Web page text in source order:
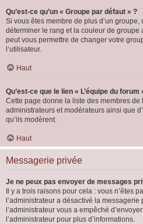
Qu’est-ce qu’un « Groupe par défaut » ?
Si vous êtes membre de plus d’un
déterminer le rang et la couleur de groupe
peut vous permettre de changer votre
l’utilisateur.
Haut
Qu’est-ce que le lien « L’équipe du forum
Cette page donne la liste des membres de
administrateurs et modérateurs ainsi que
qu’ils modèrent.
Haut
Messagerie privée
Je ne peux pas envoyer de messages
Il y a trois raisons pour cela : vous n’êtes
l’administrateur a désactivé la
l’administrateur vous a empêché
l’administrateur pour plus d’informations.